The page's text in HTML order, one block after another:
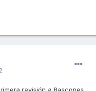
revisión a Bascones